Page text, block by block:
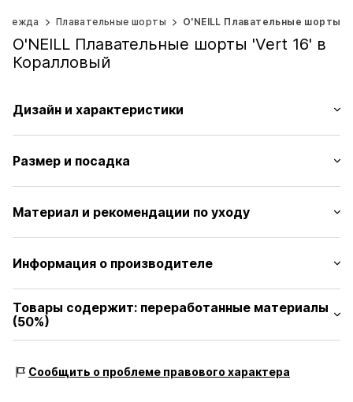
Плавательные шорты O'NEILL Плавательные шорты
O'NEILL Плавательные шорты 'Vert 16' в
Коралловый
Дизайн и характеристики
Вышивка лейбла
Однотонные швы
Артикул ONI9i30004000006
Размер и посадка
Материал и рекомендации по уходу
Материал: 50% Полиэстер (REPREVE™), 50% Polyamid
Стирка при 30 °C
Химическая чистка запрещена
Глажка запрещена
Информация о производителе
oosteinde 32
3261HE Warmond
NL
Товары содержит: переработанные материалы
(50%)
Доказательство:
Заявление поставщика о проведении
независимой проверки
Сообщить о проблеме правового характера